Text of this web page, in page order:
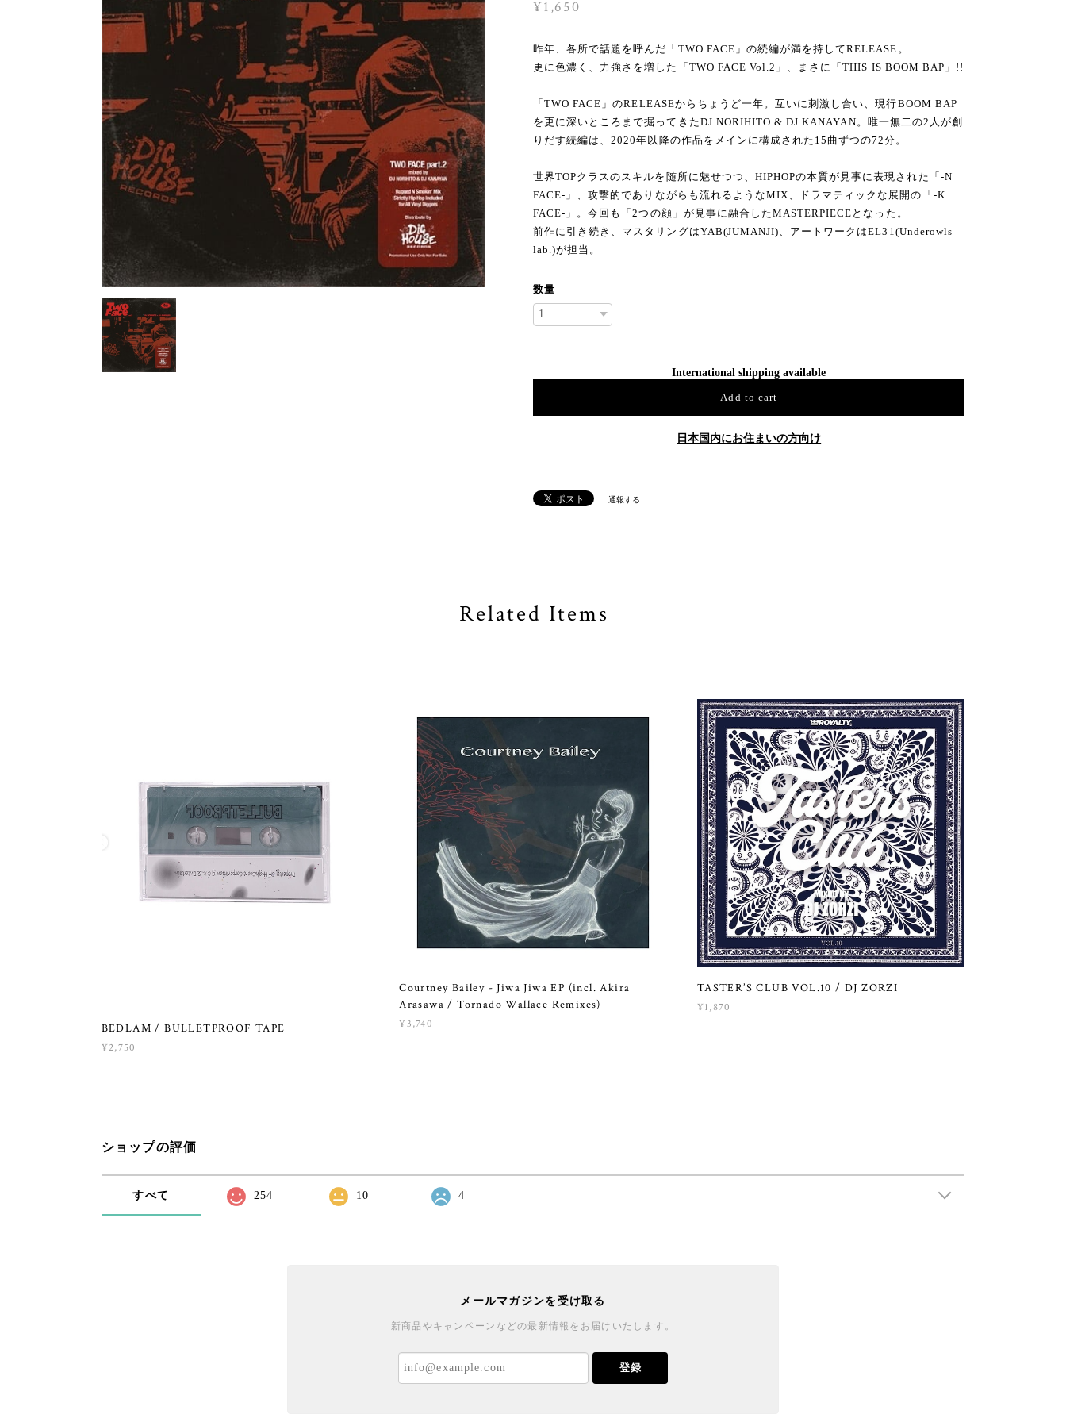
¥1,650
昨年、各所で話題を呼んだ「TWO FACE」の続編が満を持してRELEASE。
更に色濃く、力強さを増した「TWO FACE Vol.2」、まさに「THIS IS BOOM BAP」!!
「TWO FACE」のRELEASEからちょうど一年。互いに刺激し合い、現行BOOM BAP
を更に深いところまで掘ってきたDJ NORIHITO & DJ KANAYAN。唯一無二の2人が創
りだす続編は、2020年以降の作品をメインに構成された15曲ずつの72分。
世界TOPクラスのスキルを随所に魅せつつ、HIPHOPの本質が見事に表現された「-N
FACE-」、攻撃的でありながらも流れるようなMIX、ドラマティックな展開の「-K
FACE-」。今回も「2つの顔」が見事に融合したMASTERPIECEとなった。
前作に引き続き、マスタリングはYAB(JUMANJI)、アートワークはEL31(Underowls
lab.)が担当。
数量
International shipping available
Add to cart
日本国内にお住まいの方向け
通報する
Related Items
BEDLAM / BULLETPROOF TAPE
¥2,750
Courtney Bailey - Jiwa Jiwa EP (incl. Akira
Arasawa / Tornado Wallace Remixes)
¥3,740
TASTER’S CLUB VOL.10 / DJ ZORZI
¥1,870
ショップの評価
すべて 254 10 4
メールマガジンを受け取る
新商品やキャンペーンなどの最新情報をお届けいたします。
登録